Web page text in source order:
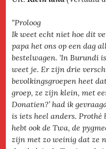
“Proloog
Ik weet echt niet hoe dit
papa het ons op een dag
bestelwagen. ‘In Burundi
weet je. Er zijn drie
bevolkingsgroepen heet
groep, ze zijn klein, met
Donatien?’ had ik
is iets heel anders. Prothé
hebt ook de Twa, de
zijn met zo weinig dat ze